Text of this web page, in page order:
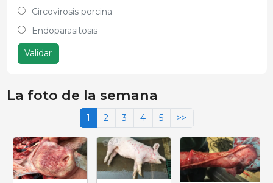
Circovirosis porcina
Endoparasitosis
Validar
La foto de la semana
1 2 3 4 5 >>